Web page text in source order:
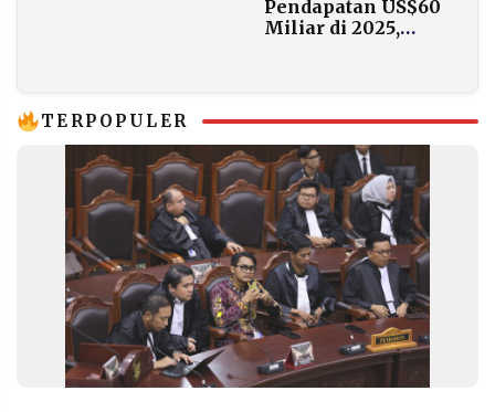
Pendapatan US$60
Miliar di 2025,
TERPOPULER